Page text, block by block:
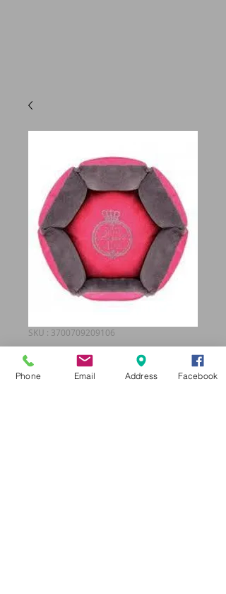
SKU : 3700709209106
501041
99,95 € Prix
Phone Email Address Facebook